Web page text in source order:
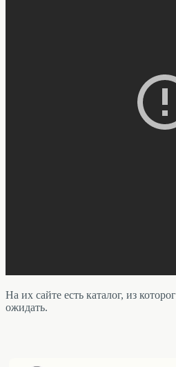
На их сайте есть каталог, из
ожидать.